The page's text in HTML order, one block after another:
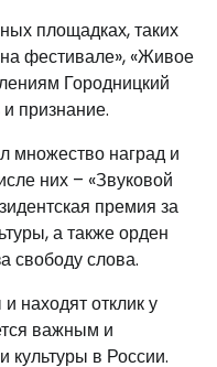
площадках, таких
на фестивале», «Живое
Городницкий
признание.
множество наград и
них – «Звуковой
премия за
а также орден
свободу слова.
находят отклик у
важным и
культуры в России.